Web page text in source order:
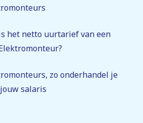
het netto uurtarief van een
zo onderhandel je
salaris